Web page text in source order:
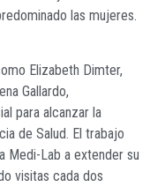
las mujeres.
Elizabeth Dimter,
Gallardo,
para alcanzar la
de Salud. El trabajo
Medi-Lab a extender su
visitas cada dos